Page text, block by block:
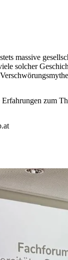
massive
solcher
zum